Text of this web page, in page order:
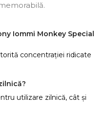
Iommi Monkey Special
concentrației ridicate
utilizare zilnică, cât și